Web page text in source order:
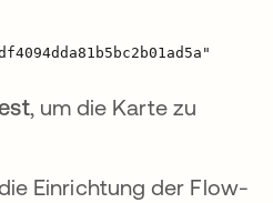
, um die Karte zu
Einrichtung der Flow-